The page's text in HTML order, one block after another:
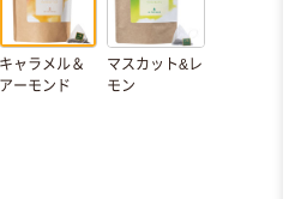
キャラメル＆
アーモンド
マスカット&レ
モン